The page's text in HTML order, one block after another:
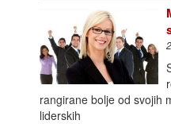
rangirane bolje od svojih
liderskih